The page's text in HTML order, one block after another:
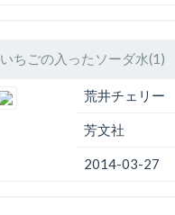
いちごの入ったソーダ水(1)
荒井チェリー
芳文社
2014-03-27